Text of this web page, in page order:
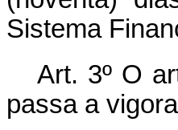
Sistema
Art. 3º O
passa a